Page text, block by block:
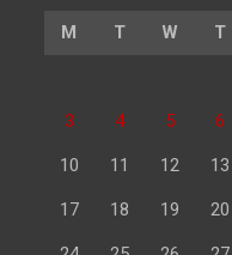
M T W T
3 4 5 6
10 11 12 13
17 18 19 20